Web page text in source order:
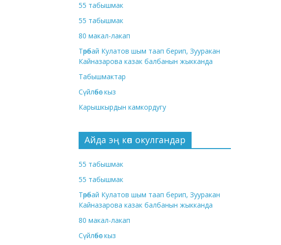
55 табышмак
55 табышмак
80 макал-лакап
Төрөбай Кулатов шым таап берип, Зууракан
Кайназарова казак балбанын жыкканда
Табышмактар
Сүйлөбөс кыз
Карышкырдын камкордугу
Айда эң көп окулгандар
55 табышмак
55 табышмак
Төрөбай Кулатов шым таап берип, Зууракан
Кайназарова казак балбанын жыкканда
80 макал-лакап
Сүйлөбөс кыз